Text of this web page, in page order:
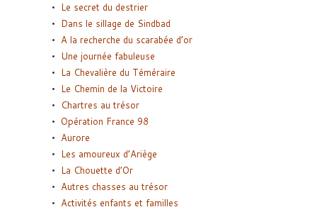
Le secret du destrier
Dans le sillage de Sindbad
A la recherche du scarabée d’or
Une journée fabuleuse
La Chevalière du Téméraire
Le Chemin de la Victoire
Chartres au trésor
Opération France 98
Aurore
Les amoureux d’Ariège
La Chouette d’Or
Autres chasses au trésor
Activités enfants et familles